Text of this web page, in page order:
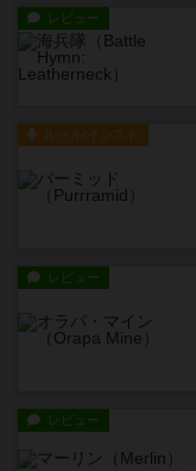
レビュー
ルール/インスト
レビュー
レビュー